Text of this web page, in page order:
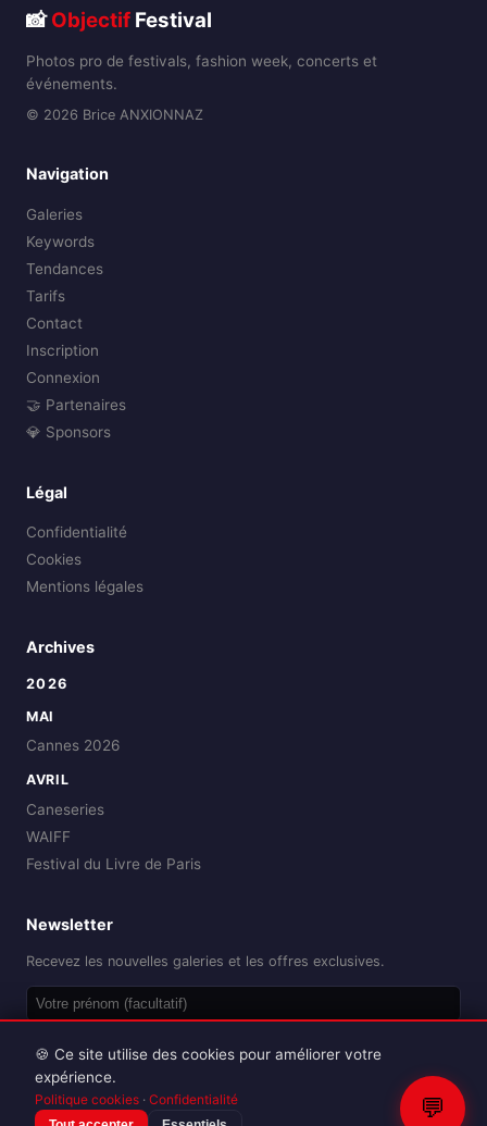
📸Objectif Festival
Photos pro de festivals, fashion week, concerts et
événements.
© 2026 Brice ANXIONNAZ
Navigation
Galeries
Keywords
Tendances
Tarifs
Contact
Inscription
Connexion
🤝 Partenaires
💎 Sponsors
Légal
Confidentialité
Cookies
Mentions légales
Archives
2026
MAI
Cannes 2026
AVRIL
Caneseries
WAIFF
Festival du Livre de Paris
Newsletter
Recevez les nouvelles galeries et les offres exclusives.
💬
🍪 Ce site utilise des cookies pour améliorer votre
expérience.
Politique cookies · Confidentialité